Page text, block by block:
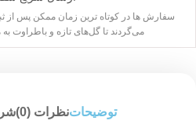
سفارش ها در کوتاه ترین زمان ممکن پس از
می‌گردند تا گل‌های تازه و باطراوت
توضیحاتنظرات (0)